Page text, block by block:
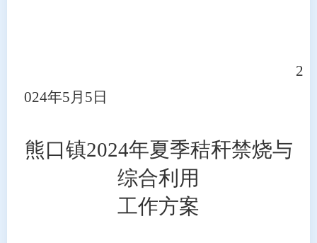
2
024年5月 5 日
熊口镇2024年夏季秸秆禁烧与
综合利用
工作方案